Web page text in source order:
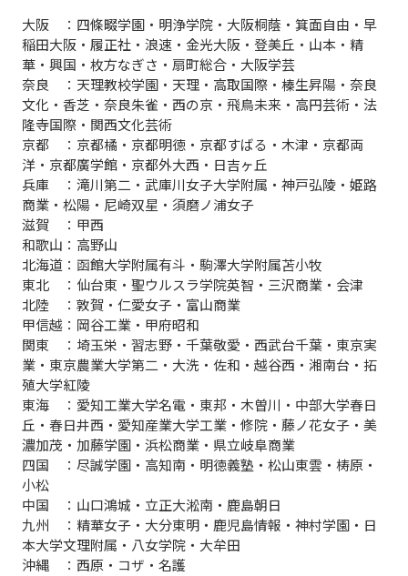
大阪 ：四條畷学園・明浄学院・大阪桐蔭・箕面自由・早
稲田大阪・履正社・浪速・金光大阪・登美丘・山本・精
華・興国・枚方なぎさ・扇町総合・大阪学芸
奈良 ：天理教校学園・天理・高取国際・榛生昇陽・奈良
文化・香芝・奈良朱雀・西の京・飛鳥未来・高円芸術・法
隆寺国際・関西文化芸術
京都 ：京都橘・京都明徳・京都すばる・木津・京都両
洋・京都廣学館・京都外大西・日吉ヶ丘
兵庫 ：滝川第二・武庫川女子大学附属・神戸弘陵・姫路
商業・松陽・尼崎双星・須磨ノ浦女子
滋賀 ：甲西
和歌山：高野山
北海道：函館大学附属有斗・駒澤大学附属苫小牧
東北 ：仙台東・聖ウルスラ学院英智・三沢商業・会津
北陸 ：敦賀・仁愛女子・富山商業
甲信越：岡谷工業・甲府昭和
関東 ：埼玉栄・習志野・千葉敬愛・西武台千葉・東京実
業・東京農業大学第二・大洗・佐和・越谷西・湘南台・拓
殖大学紅陵
東海 ：愛知工業大学名電・東邦・木曽川・中部大学春日
丘・春日井西・愛知産業大学工業・修院・藤ノ花女子・美
濃加茂・加藤学園・浜松商業・県立岐阜商業
四国 ：尽誠学園・高知南・明徳義塾・松山東雲・梼原・
小松
中国 ：山口鴻城・立正大淞南・鹿島朝日
九州 ：精華女子・大分東明・鹿児島情報・神村学園・日
本大学文理附属・八女学院・大牟田
沖縄 ：西原・コザ・名護